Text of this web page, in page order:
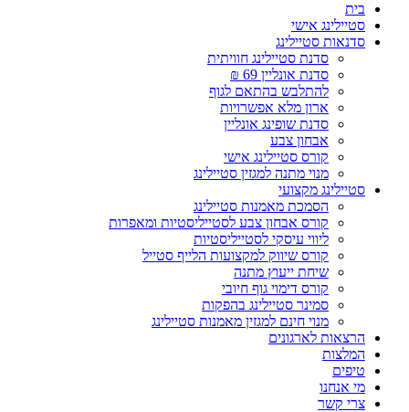
בית
סטיילינג אישי
סדנאות סטיילינג
סדנת סטיילינג חוויתית
סדנת אונליין 69 ₪
להתלבש בהתאם לגוף
ארון מלא אפשרויות
סדנת שופינג אונליין
אבחון צבע
קורס סטיילינג אישי
מנוי מתנה למגזין סטיילינג
סטיילינג מקצועי
הסמכת מאמנות סטיילינג
קורס אבחון צבע לסטייליסטיות ומאפרות
ליווי עיסקי לסטייליסטיות
קורס שיווק למקצועות הלייף סטייל
שיחת ייעוץ מתנה
קורס דימוי גוף חיובי
סמינר סטיילינג בהפקות
מנוי חינם למגזין מאמנות סטיילינג
הרצאות לארגונים
המלצות
טיפים
מי אנחנו
צרי קשר